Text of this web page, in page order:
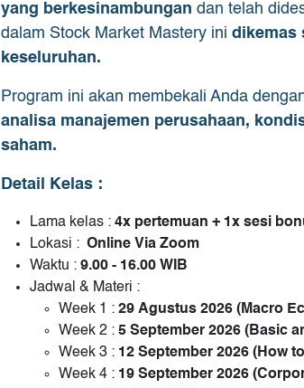
yang berkesinambungan dan telah
dalam Stock Market Mastery ini dikemas
keseluruhan.
Program ini akan membekali Anda
analisa manajemen perusahaan,
saham.
Detail Kelas :
Lama kelas : 4x pertemuan + 1x sesi
Lokasi : Online Via Zoom
Waktu : 9.00 - 16.00 WIB
Jadwal & Materi :
Week 1 : 29 Agustus 2026 (Macro
Week 2 : 5 September 2026 (Basic
Week 3 : 12 September 2026 (How
Week 4 : 19 September 2026